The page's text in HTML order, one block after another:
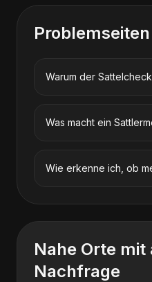
Warum der
Was macht ein
Wie erkenne ich, ob
Nahe Orte
Nachfrage